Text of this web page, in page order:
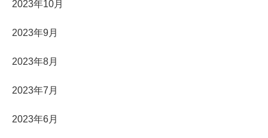
2023年10月
2023年9月
2023年8月
2023年7月
2023年6月